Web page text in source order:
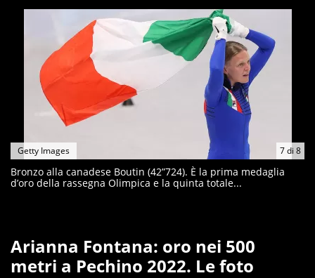
7di 8
Getty Images
Bronzo alla canadese Boutin (42”724). È la prima medaglia
d’oro della rassegna Olimpica e la quinta totale...
Arianna Fontana: oro nei 500
metri a Pechino 2022. Le foto